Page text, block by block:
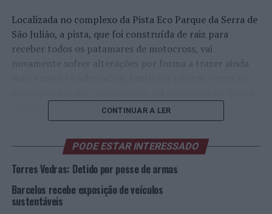
Localizada no complexo da Pista Eco Parque da Serra de
São Julião, a pista, que foi construída de raiz para
receber todos os patamares de motocross, vai
novamente sofrer alterações por forma a trazer ainda
positiva ao repto da YAMAHA Portugal.
Carmões e da Associação Unicarmões, que
disponibilizaram todas as infraestruturas e meios
necessários, vai ser possível receber a caravana do 18º
Troféu YAMAHA numa etapa em que se aguarda a
presença de centenas de concorrentes à semelhança do
CONTINUAR A LER
PODE ESTAR INTERESSADO
Torres Vedras: Detido por posse de armas
Barcelos recebe exposição de veículos
sustentáveis